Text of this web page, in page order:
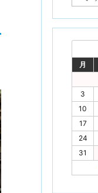
月
3
10
17
24
31